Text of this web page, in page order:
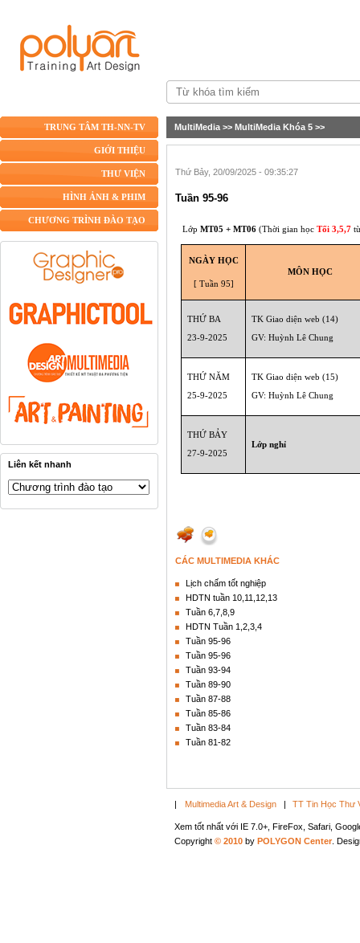
TRUNG TÂM TH-NN-TV
GIỚI THIỆU
THƯ VIỆN
HÌNH ẢNH & PHIM
CHƯƠNG TRÌNH ĐÀO TẠO
Liên kết nhanh
MultiMedia >> MultiMedia Khóa 5 >>
Thứ Bảy, 20/09/2025 - 09:35:27
Tuần 95-96
Lớp MT05 + MT06 (Thời gian học Tối 3,5,7
NGÀY HỌC
[ Tuần 95]
MÔN HỌC
THỨ BA
23-9-2025
TK Giao diện web (14)
GV: Huỳnh Lê Chung
THỨ NĂM
25-9-2025
TK Giao diện web (15)
GV: Huỳnh Lê Chung
THỨ BẢY
27-9-2025
Lớp nghỉ
CÁC MULTIMEDIA KHÁC
Lịch chấm tốt nghiệp
HDTN tuần 10,11,12,13
Tuần 6,7,8,9
HDTN Tuần 1,2,3,4
Tuần 95-96
Tuần 95-96
Tuần 93-94
Tuần 89-90
Tuần 87-88
Tuần 85-86
Tuần 83-84
Tuần 81-82
| Multimedia Art & Design | TT Tin Học Thư
Xem tốt nhất với IE 7.0+, FireFox, Safari,
Copyright © 2010 by POLYGON Center .